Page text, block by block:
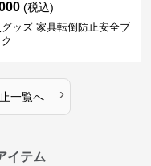
(税込)
グッズ 家具転倒防止安全ブ
一覧へ ›
イテム